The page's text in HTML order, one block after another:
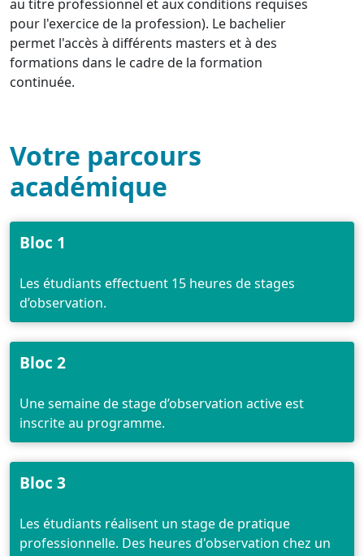
au titre professionnel et aux conditions requises
pour l'exercice de la profession). Le bachelier
permet l'accès à différents masters et à des
formations dans le cadre de la formation
continuée.
Votre parcours
académique
Bloc 1
Les étudiants effectuent 15 heures de stages
d’observation.
Bloc 2
Une semaine de stage d’observation active est
inscrite au programme.
Bloc 3
Les étudiants réalisent un stage de pratique
professionnelle. Des heures d'observation chez un